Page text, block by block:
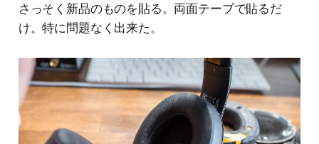
さっそく新品のものを貼る。両面テープで貼るだ
け。特に問題なく出来た。